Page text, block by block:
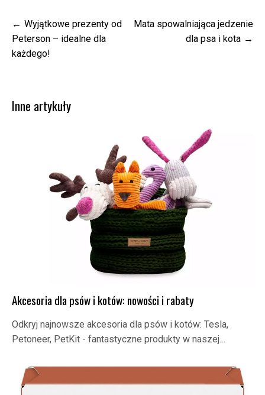
Nawigacja
wpisu
Wyjątkowe prezenty od
Peterson – idealne dla
każdego!
Mata spowalniająca jedzenie
dla psa i kota
Inne artykuły
Akcesoria dla psów i kotów: nowości i rabaty
Odkryj najnowsze akcesoria dla psów i kotów: Tesla,
Petoneer, PetKit - fantastyczne produkty w naszej…